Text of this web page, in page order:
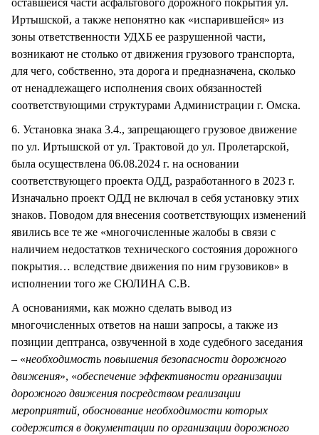
Иртышской, а также непонятно как «испарившейся» из
зоны ответственности УДХБ ее разрушенной части,
возникают не столько от движения грузового транспорта,
для чего, собственно, эта дорога и предназначена, сколько
от ненадлежащего исполнения своих обязанностей
соответствующими структурами Администрации г. Омска.
6. Установка знака 3.4., запрещающего грузовое движение
по ул. Иртышской от ул. Трактовой до ул. Пролетарской,
была осуществлена 06.08.2024 г. на основании
соответствующего проекта ОДД, разработанного в 2023 г.
Изначально проект ОДД не включал в себя установку этих
знаков. Поводом для внесения соответствующих изменений
явились все те же «многочисленные жалобы в связи с
наличием недостатков технического состояния дорожного
покрытия… вследствие движения по ним грузовиков» в
исполнении того же СЮЛИНА С.В.
А основаниями, как можно сделать вывод из
многочисленных ответов на наши запросы, а также из
позиции дептранса, озвученной в ходе судебного заседания
– «необходимость повышения безопасности дорожного
движения», «обеспечение эффективности организации
дорожного движения посредством реализации
мероприятий, обоснование необходимости которых
содержится в документации по организации дорожного